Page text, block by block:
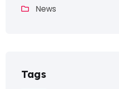
News
Tags